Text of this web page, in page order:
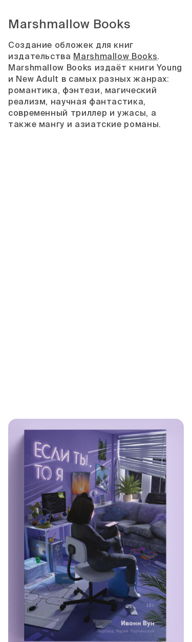
Marshmallow Books
Создание обложек для книг
издательства Marshmallow Books.
Marshmallow Books издаёт книги Young
и New Adult в самых разных жанрах:
романтика, фэнтези, магический
реализм, научная фантастика,
современный триллер и ужасы, а
также мангу и азиатские романы.